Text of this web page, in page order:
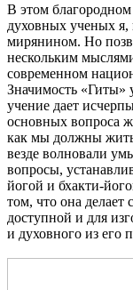
В этом
духовных ученых я,
мирянином. Но
нескольким
современном
Значимость «Гиты»
учение дает
основных вопроса
как мы должны
везде волновали
вопросы,
йогой и бхакти-
том, что она делает
доступной и для
и духовного из его